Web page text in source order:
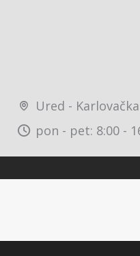
Ured -
pon - pet: 8:00 -